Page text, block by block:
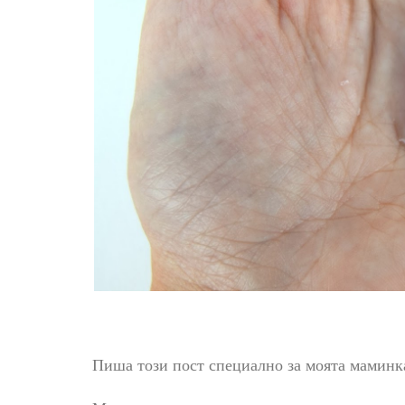
Пиша този пост специално за моята